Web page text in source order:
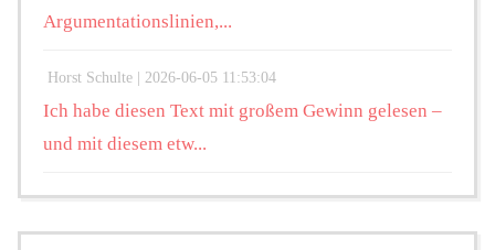
Argumentationslinien,...
Horst Schulte | 2026-06-05 11:53:04
Ich habe diesen Text mit großem Gewinn gelesen –
und mit diesem etw...